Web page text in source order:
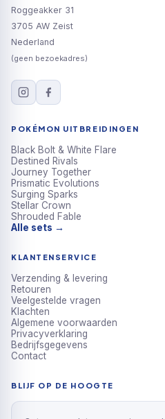
Roggeakker 31
3705 AW Zeist
Nederland
(geen bezoekadres)
POKÉMON UITBREIDINGEN
Black Bolt & White Flare
Destined Rivals
Journey Together
Prismatic Evolutions
Surging Sparks
Stellar Crown
Shrouded Fable
Alle sets →
KLANTENSERVICE
Verzending & levering
Retouren
Veelgestelde vragen
Klachten
Algemene voorwaarden
Privacyverklaring
Bedrijfsgegevens
Contact
BLIJF OP DE HOOGTE